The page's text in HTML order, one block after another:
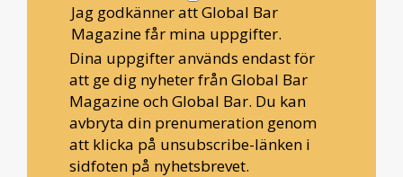
Jag godkänner att Global Bar
Magazine får mina uppgifter.
Dina uppgifter används endast för
att ge dig nyheter från Global Bar
Magazine och Global Bar. Du kan
avbryta din prenumeration genom
att klicka på unsubscribe-länken i
sidfoten på nyhetsbrevet.